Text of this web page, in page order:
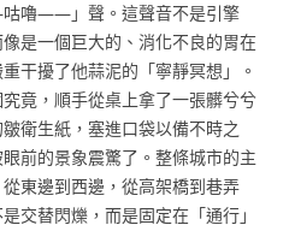
嚕——」聲。這聲音不是引擎
是一個巨大的、消化不良的胃在
干擾了他蒜泥的「寧靜冥想」。
竟，順手從桌上拿了一張髒兮兮
衛生紙，塞進口袋以備不時之
前的景象震驚了。整條城市的主
東邊到西邊，從高架橋到巷弄
交替閃爍，而是固定在「通行」